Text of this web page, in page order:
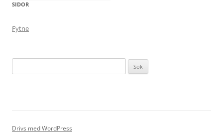
SIDOR
Fytne
efter:
Drivs med WordPress